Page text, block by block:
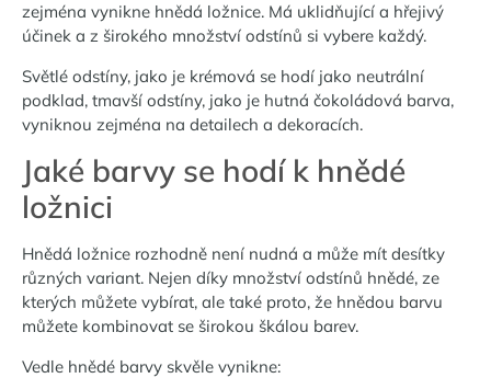
zejména vynikne hnědá ložnice. Má uklidňující a hřejivý
účinek a z širokého množství odstínů si vybere každý.
Světlé odstíny, jako je krémová se hodí jako neutrální
podklad, tmavší odstíny, jako je hutná čokoládová barva,
vyniknou zejména na detailech a dekoracích.
Jaké barvy se hodí k hnědé
ložnici
Hnědá ložnice rozhodně není nudná a může mít desítky
různých variant. Nejen díky množství odstínů hnědé, ze
kterých můžete vybírat, ale také proto, že hnědou barvu
můžete kombinovat se širokou škálou barev.
Vedle hnědé barvy skvěle vynikne: